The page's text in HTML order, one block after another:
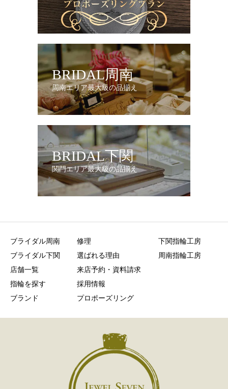
BRIDAL周南
周南エリア最大級の品揃え
BRIDAL下関
関門エリア最大級の品揃え
ブライダル周南
ブライダル下関
店舗一覧
指輪を探す
ブランド
修理
選ばれる理由
来店予約・資料請求
採用情報
プロポーズリング
下関指輪工房
周南指輪工房